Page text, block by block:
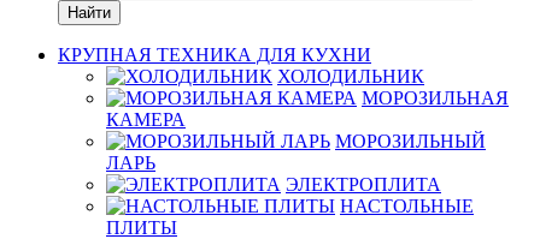
Найти
КРУПНАЯ ТЕХНИКА ДЛЯ КУХНИ
ХОЛОДИЛЬНИК
МОРОЗИЛЬНАЯ
КАМЕРА
МОРОЗИЛЬНЫЙ
ЛАРЬ
ЭЛЕКТРОПЛИТА
НАСТОЛЬНЫЕ
ПЛИТЫ